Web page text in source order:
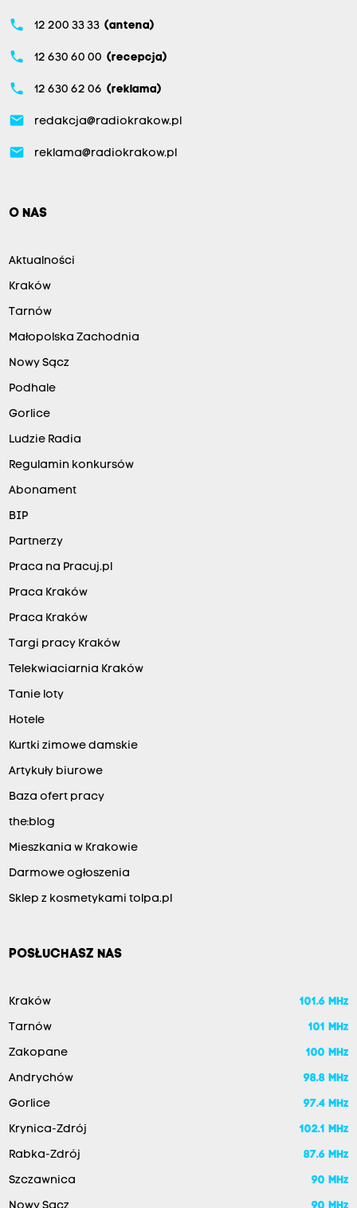
phone 12 200 33 33 (antena)
phone 12 630 60 00 (recepcja)
phone 12 630 62 06 (reklama)
email redakcja@radiokrakow.pl
email reklama@radiokrakow.pl
O NAS
Aktualności
Kraków
Tarnów
Małopolska Zachodnia
Nowy Sącz
Podhale
Gorlice
Ludzie Radia
Regulamin konkursów
Abonament
BIP
Partnerzy
Praca na Pracuj.pl
Praca Kraków
Praca Kraków
Targi pracy Kraków
Telekwiaciarnia Kraków
Tanie loty
Hotele
Kurtki zimowe damskie
Artykuły biurowe
Baza ofert pracy
the:blog
Mieszkania w Krakowie
Darmowe ogłoszenia
Sklep z kosmetykami tolpa.pl
POSŁUCHASZ NAS
Kraków 101.6 MHz
Tarnów 101 MHz
Zakopane 100 MHz
Andrychów 98.8 MHz
Gorlice 97.4 MHz
Krynica-Zdrój 102.1 MHz
Rabka-Zdrój 87.6 MHz
Szczawnica 90 MHz